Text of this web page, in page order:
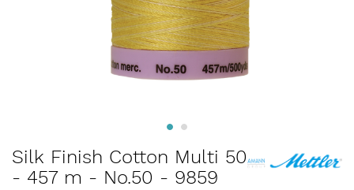
Zum
Anfang
der
Silk Finish Cotton Multi 50
- 457 m - No.50 - 9859